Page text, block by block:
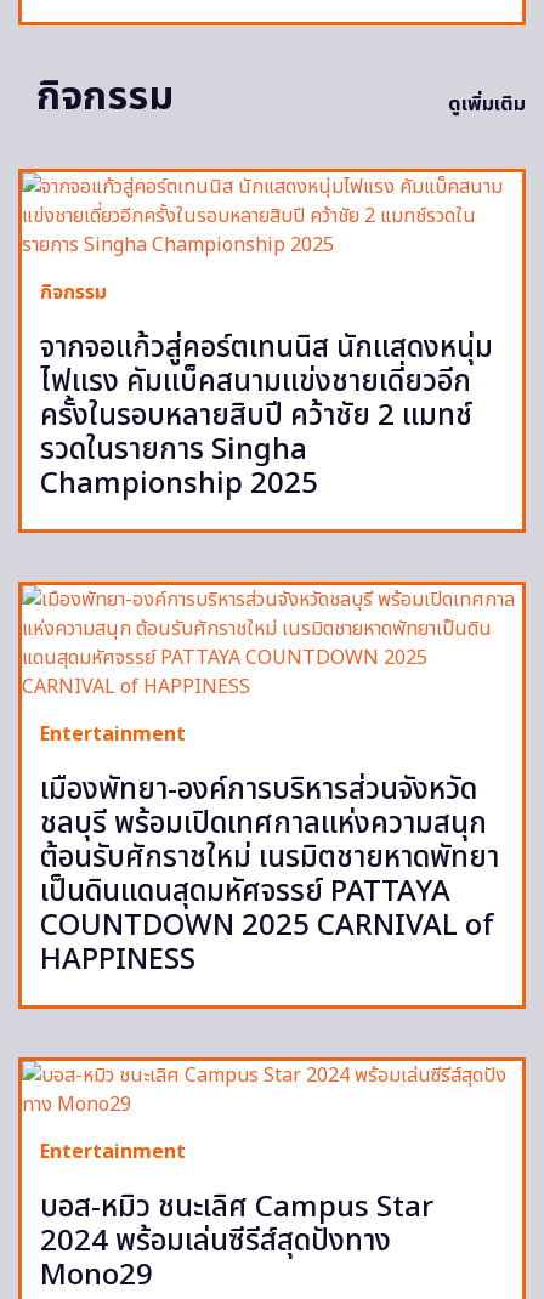
กิจกรรม ดูเพิ่มเติม
กิจกรรม
จากจอแก้วสู่คอร์ตเทนนิส นักแสดงหนุ่ม
ไฟแรง คัมแบ็คสนามแข่งชายเดี่ยวอีก
ครั้งในรอบหลายสิบปี คว้าชัย 2 แมทช์
รวดในรายการ Singha
Championship 2025
Entertainment
เมืองพัทยา-องค์การบริหารส่วนจังหวัด
ชลบุรี พร้อมเปิดเทศกาลแห่งความสนุก
ต้อนรับศักราชใหม่ เนรมิตชายหาดพัทยา
เป็นดินแดนสุดมหัศจรรย์ PATTAYA
COUNTDOWN 2025 CARNIVAL of
HAPPINESS
Entertainment
บอส-หมิว ชนะเลิศ Campus Star
2024 พร้อมเล่นซีรีส์สุดปังทาง
Mono29